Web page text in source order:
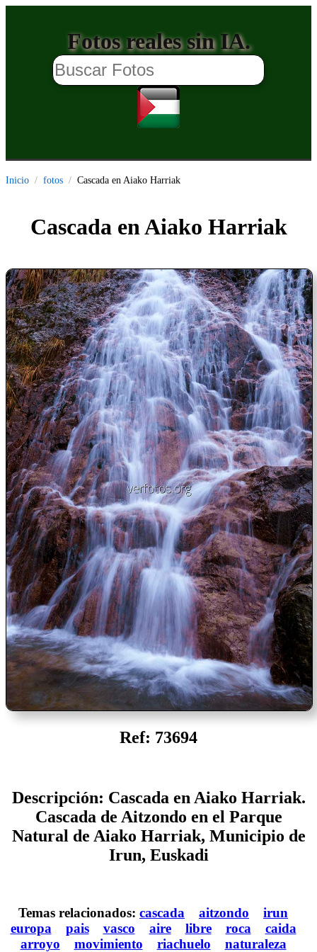
Fotos reales sin IA.
Inicio fotos Cascada en Aiako Harriak
Cascada en Aiako Harriak
Ref: 73694
Descripción: Cascada en Aiako Harriak.
Cascada de Aitzondo en el Parque
Natural de Aiako Harriak, Municipio de
Irun, Euskadi
Temas relacionados: cascada aitzondo
irun
europa
pais vasco aire libre roca
caida
arroyo
movimiento riachuelo
naturaleza